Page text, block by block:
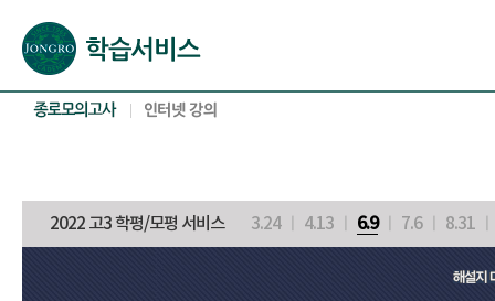
2022 고3 학평/모평 서비스 3.24ㅣ 4.13 6.9ㅣ 7.6ㅣ 8.31